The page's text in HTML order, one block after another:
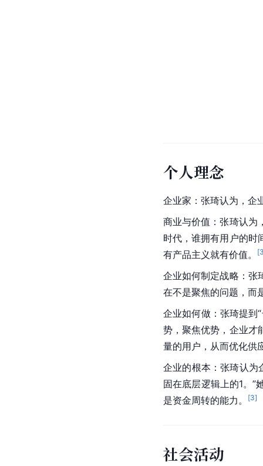
个人理念
企业家：张琦认为，企
商业与价值：张琦认为
时代，谁拥有用户的时
有产品主义就有价值。
[
企业如何制定战略：张
在不是聚焦的问题，而
企业如何做：张琦提到
势，聚焦优势，企业才
量的用户，从而优化供
企业的根本：张琦认为
固在底层逻辑上的1。
是资金周转的能力。
[3]
社会活动